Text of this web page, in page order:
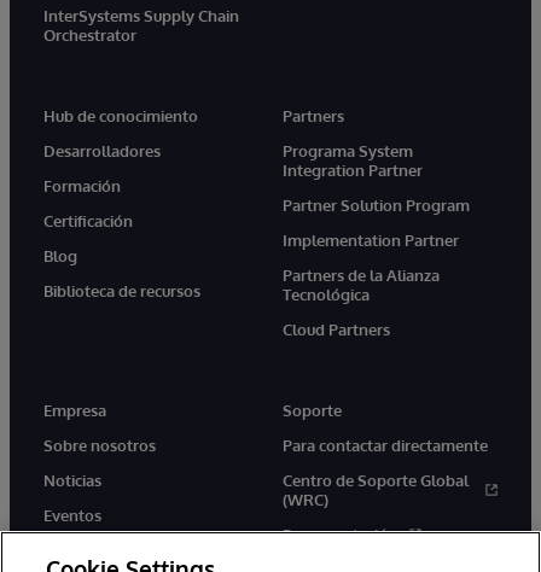
InterSystems Supply Chain
Orchestrator
Hub de conocimiento
Desarrolladores
Formación
Certificación
Blog
Biblioteca de recursos
Partners
Programa System
Integration Partner
Partner Solution Program
Implementation Partner
Partners de la Alianza
Tecnológica
Cloud Partners
Empresa
Sobre nosotros
Noticias
Eventos
Soporte
Para contactar directamente
Centro de Soporte Global
(WRC)
Documentación